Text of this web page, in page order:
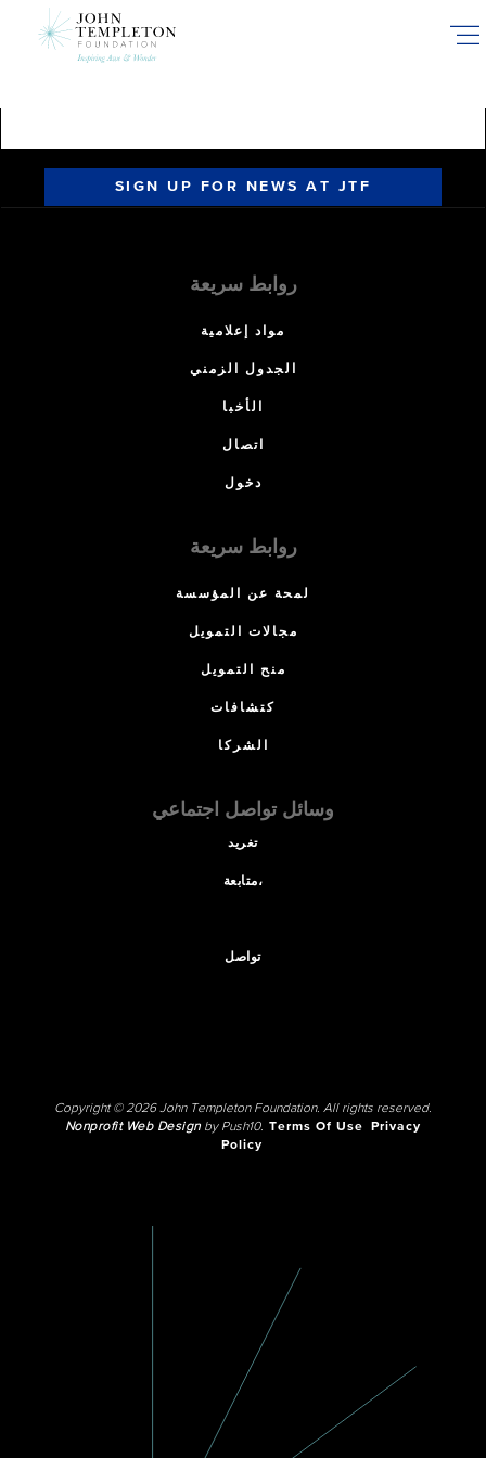
SIGN UP FOR NEWS AT JTF
روابط سريعة
مواد إعلامية
الجدول الزمني
الأخبا
اتصال
دخول
روابط سريعة
لمحة عن المؤسسة
مجالات التمويل
منح التمويل
كتشافات
الشركا
وسائل تواصل اجتماعي
تغريد
متابعة،
تواصل
Copyright © 2026 John Templeton Foundation. All rights reserved.
Nonprofit Web Designby Push10. Terms Of Use
Privacy
Policy